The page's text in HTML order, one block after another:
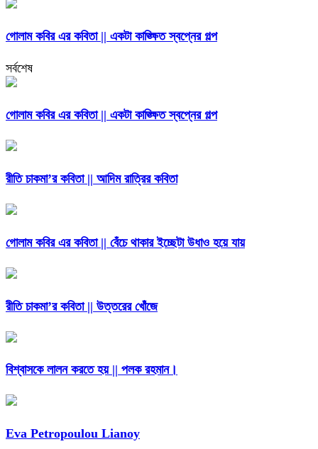
গোলাম কবির এর কবিতা || একটা কাঙ্ক্ষিত স্বপ্নের গল্প
সর্বশেষ
গোলাম কবির এর কবিতা || একটা কাঙ্ক্ষিত স্বপ্নের গল্প
রীতি চাকমা’র কবিতা || আদিম রাত্রির কবিতা
গোলাম কবির এর কবিতা || বেঁচে থাকার ইচ্ছেটা উধাও হয়ে যায়
রীতি চাকমা’র কবিতা || উত্তরের খোঁজে
বিশ্বাসকে লালন করতে হয় || পলক রহমান।
Eva Petropoulou Lianoy